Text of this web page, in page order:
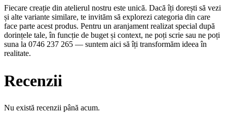
Fiecare creație din atelierul nostru este unică. Dacă îți dorești să vezi
și alte variante similare, te invităm să explorezi categoria din care
face parte acest produs. Pentru un aranjament realizat special după
dorințele tale, în funcție de buget și context, ne poți scrie sau ne poți
suna la 0746 237 265 — suntem aici să îți transformăm ideea în
realitate.
Recenzii
Nu există recenzii până acum.